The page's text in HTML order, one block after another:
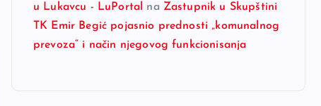
u Lukavcu - LuPortal
na Zastupnik u Skupštini
TK Emir Begić pojasnio prednosti „komunalnog
prevoza“ i način njegovog funkcionisanja